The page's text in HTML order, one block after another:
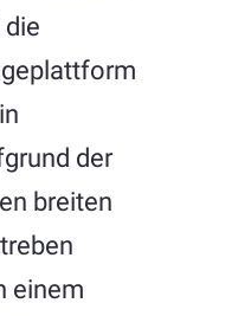
die
der
breiten
einem